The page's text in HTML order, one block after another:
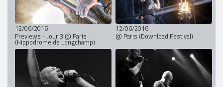
12/06/2016
Previews - Jour 3 @ Paris
(Hippodrome de Longchamp)
12/06/2016
@ Paris (Download Festival)